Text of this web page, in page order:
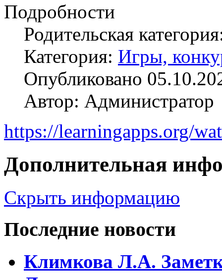
Подробности
Родительская
Категория: Игры,
Опубликовано
Автор: Администратор
https://learningapps.org/
Дополнительная
Скрыть информацию
Последние новости
Климкова Л.А.